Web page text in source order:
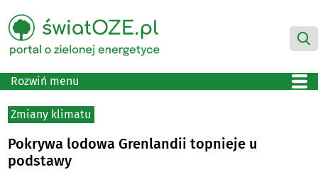
Rozwiń menu
Zmiany klimatu
Pokrywa lodowa Grenlandii topnieje u
podstawy